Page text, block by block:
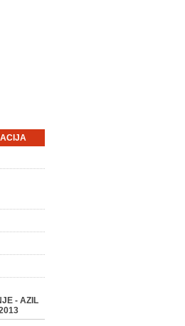
- AZIL